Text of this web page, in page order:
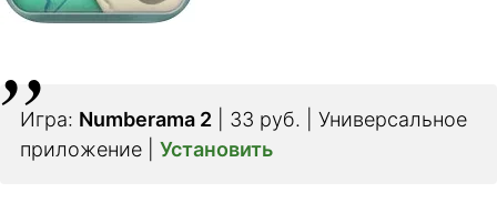
Игра: Numberama 2 | 33 руб. | Универсальное
приложение | Установить